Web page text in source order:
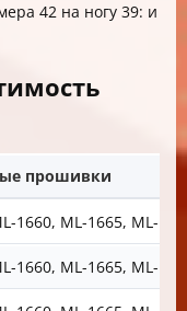
42 на ногу 39: и
прошивки
1660, ML-1665, ML-
1660, ML-1665, ML-